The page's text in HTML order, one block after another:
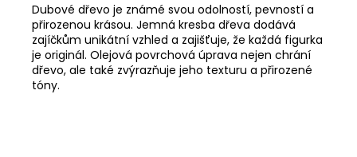
Dubové dřevo je známé svou odolností, pevností a
přirozenou krásou. Jemná kresba dřeva dodává
zajíčkům unikátní vzhled a zajišťuje, že každá figurka
je originál. Olejová povrchová úprava nejen chrání
dřevo, ale také zvýrazňuje jeho texturu a přirozené
tóny.